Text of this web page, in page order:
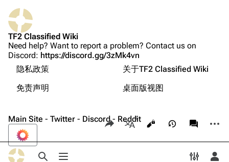
Forums
Discord
Reddit
未登录
登录
分享此页面
更多语言
Español
Français
查看
可打印版
固定链接
页面信息
TF2 Classified Wiki
Need help? Want to report a problem? Contact us on
Discord: https://discord.gg/3zMk4vn
隐私政策
关于TF2 Classified Wiki
免责声明
桌面版视图
Main Site - Twitter - Discord- Reddit